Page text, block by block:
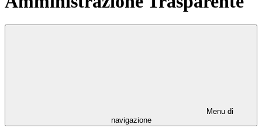
Menu di
navigazione